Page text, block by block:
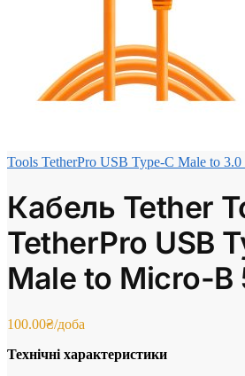
Tools TetherPro USB Type-C Male to
Кабель Tether
TetherPro USB
Male to Micro-B
100.00₴/доба
Технічні характеристики